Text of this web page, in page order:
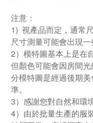
注意：
1) 視產品而定，通常
尺寸測量可能會出現一
2）模特圖基本上是在
但顏色可能會因房間
分模特圖是經過後期
準。
3）感謝您對自然和環
4）由於批量生產的服